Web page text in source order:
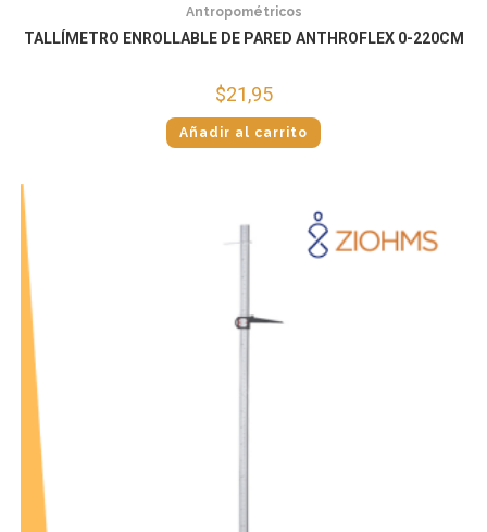
Antropométricos
TALLÍMETRO ENROLLABLE DE PARED ANTHROFLEX 0-220CM
$21,95
Añadir al carrito